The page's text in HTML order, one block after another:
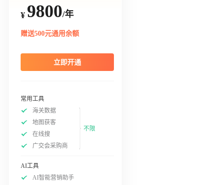
¥ 9800/年
赠送500元通用余额
立即开通
常用工具
海关数据
地图获客
在线搜
广交会采购商
不限
AI工具
AI智能营销助手